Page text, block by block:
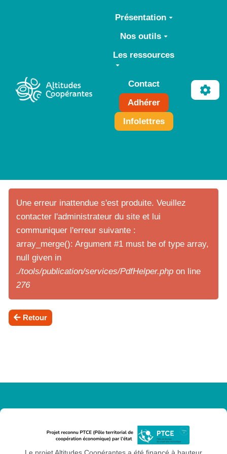
Aller au contenu principal
Présentation
Nos outils
Les ressources
Contact
Adhérer
Infolettres
Une erreur inattendue s'est produite. Veuillez
contacter l'administrateur du site et lui
communiquer l'erreur suivante :
array_merge(): Argument #1 must be of type array,
null given in
./tools/publication/services/PdfHelper.php on line
276
Retour